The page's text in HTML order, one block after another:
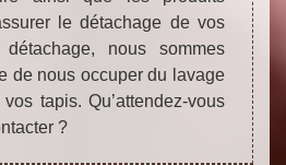
le détachage de vos
nous sommes
de nous occuper du lavage
tapis. Qu’attendez-vous
?